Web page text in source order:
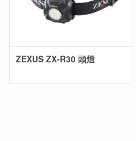
ZEXUS ZX-R30 頭燈